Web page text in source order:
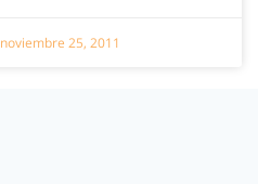
noviembre 25, 2011